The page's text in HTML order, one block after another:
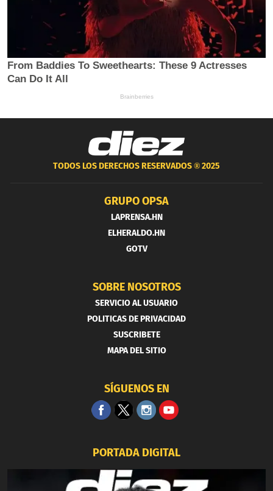
TODOS LOS DERECHOS RESERVADOS ®2025
GRUPO OPSA
LAPRENSA.HN
ELHERALDO.HN
GOTV
SOBRE NOSOTROS
SERVICIO AL USUARIO
POLITICAS DE PRIVACIDAD
SUSCRIBETE
MAPA DEL SITIO
SÍGUENOS EN
PORTADA DIGITAL